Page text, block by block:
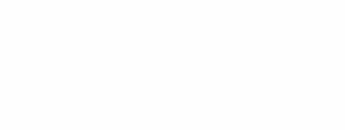
w sprawie powołania komisji przetargowej do
Na podstawie art. 30 ust. 2 pkt. 3 ustawy z dnia
Dz. U. Nr 13, poz. 74 z późn. zm.) oraz § 8 ust. 2
sprawie określenia szczegółowych zasad i
stanowiących własność Skarbu Państwa lub